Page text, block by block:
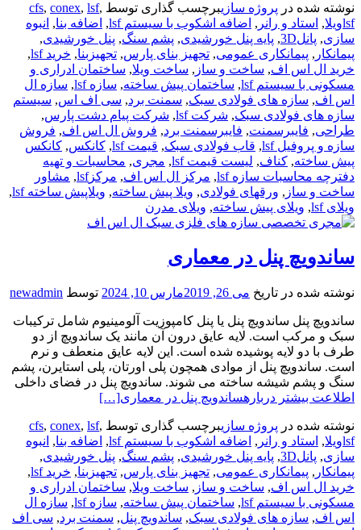
نوشته شده در پروژه سازیبرچسب گذاری توسط cfs, conex, lsf,
lsfویلا
, استاد و رانر , اضافه اشکوب با سیستم lsf , اضافه بنا, انبوه
سازی, پانل3D , پایه پنل خورشیدی, پشم سنگ, پنل خورشیدی,
پیمانکار , پیمانکاری عمومی, تجهیز بنای پارس, تجهیزبنا, خرید lsf
,
خرید ال اس اف, ساخت و ساز , ساخت ویلا, ساختمان ادراری و
مسکونی با سیستم lsf
, ساختمان پیش ساخته, سازه lsf , سازه ال
اس اف, سازه های فولادی سبک, سمنت برد, سی اف اس, سیستم
سازه های فولادی سبک, شرکت lsf , شرکت پیام دشت پارس,
طراحی, فایبرسمنت, فایبرسمنت برد, فروش ال اس اف, فروش
سازه و پروفیل lsf
, قاب فولادی سبک, قیمت lsf , کانکس, کانکس
پیش ساخته, کناف, لیست قیمت lsf , مجری, محاسبات و تهیه
دفترچه محاسبات سازه lsf
, مرکز ال اس اف, مرکزlsf , مشاور
ساخت و ساز , ورقهای فولادی, ویلا پیش ساخته, ویلاپیش ساخته lsf
,
ویلای lsf
, ویلای پیش ساخته, ویلای مدرن
ساندویچ پنل در معماری
نوشته شده در تاریخ می 26, 2019 مارس 10, 2024 توسط newadmin
ساندویچ پنل ساندویچ پنل یا پنل کامپوزیت آلومینیوم شامل ترکیبات
سبک و مرکب است. لایه عایق درون آن مانند یک ساندویچ از دو
طرف با دو لایه پوشیده شده است. این لایه عایق منعطف و نرم
است. ساندویچ پنل از موادی همچون پلی اورتان، پلی استایرن، پشم
سنگ و پشم شیشه ساخته می شوند. ساندویچ پنل در فضای داخلی
اطلاعت بیشتر دربارهساندویچ پنل در معماری[…]
نوشته شده در پروژه سازیبرچسب گذاری توسط cfs, conex, lsf,
lsfویلا
, استاد و رانر , اضافه اشکوب با سیستم lsf , اضافه بنا, انبوه
سازی, پانل3D , پایه پنل خورشیدی, پشم سنگ, پنل خورشیدی,
پیمانکار , پیمانکاری عمومی, تجهیز بنای پارس, تجهیزبنا, خرید lsf
,
خرید ال اس اف, ساخت و ساز , ساخت ویلا, ساختمان ادراری و
مسکونی با سیستم lsf
, ساختمان پیش ساخته, سازه lsf , سازه ال
اس اف, سازه های فولادی سبک, ساندویچ پنل, سمنت برد, سی اف